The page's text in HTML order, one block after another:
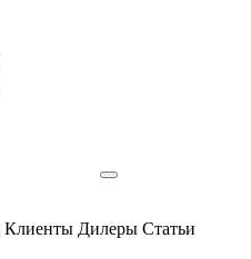
Клиенты Дилеры Статьи